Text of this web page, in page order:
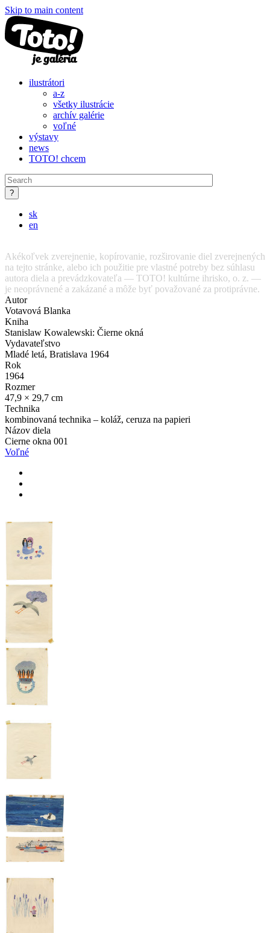
Skip to main content
ilustrátori
a-z
všetky ilustrácie
archív galérie
voľné
výstavy
news
TOTO! chcem
sk
en
Akékoľvek zverejnenie, kopírovanie, rozširovanie diel zverejnených
na tejto stránke, alebo ich použitie pre vlastné potreby bez súhlasu
autora diela a prevádzkovateľa — TOTO! kultúrne ihrisko, o. z. —
je neoprávnené a zakázané a môže byť považované za protiprávne.
Autor
Votavová Blanka
Kniha
Stanislaw Kowalewski: Čierne okná
Vydavateľstvo
Mladé letá, Bratislava 1964
Rok
1964
Rozmer
47,9 × 29,7 cm
Technika
kombinovaná technika – koláž, ceruza na papieri
Názov diela
Cierne okna 001
Voľné